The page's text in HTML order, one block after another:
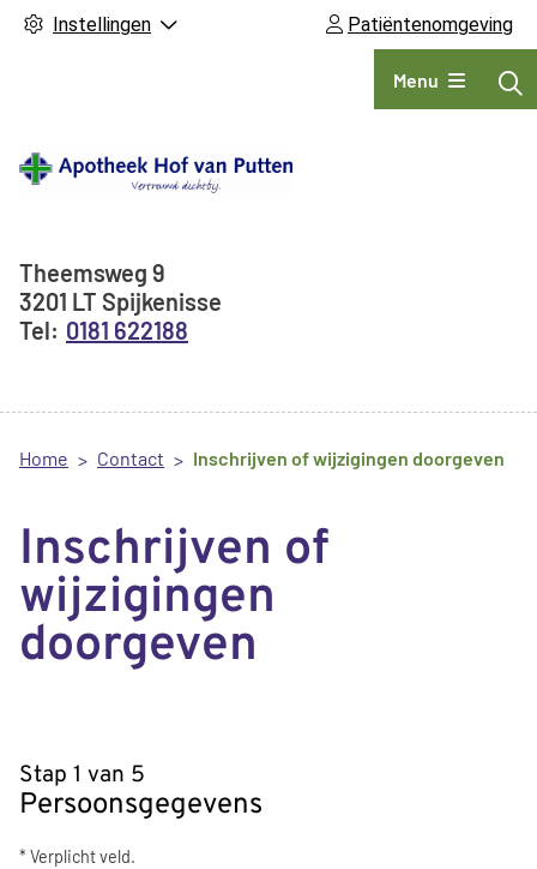
Instellingen Patiëntenomgeving
Hoofdmenu
Menu
Adresgegevens
Theemsweg 9
3201 LT Spijkenisse
0181 622188
Home Contact Inschrijven of wijzigingen doorgeven
Inschrijven of
wijzigingen
doorgeven
Stap 1 van 5
Persoonsgegevens
* Verplicht veld.